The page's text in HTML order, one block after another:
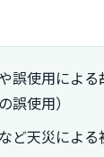
誤使用によ
誤使用）
ど天災による